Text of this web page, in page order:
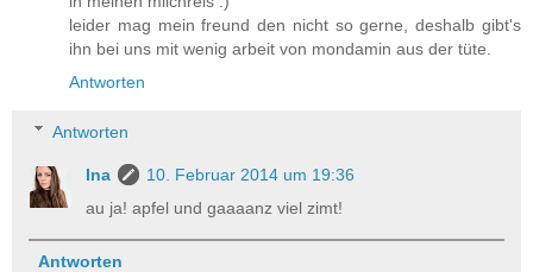
leider mag mein freund den nicht so gerne, deshalb gibt's
ihn bei uns mit wenig arbeit von mondamin aus der tüte.
Antworten
Antworten
Ina
10. Februar 2014 um 19:36
au ja! apfel und gaaaanz viel zimt!
Antworten